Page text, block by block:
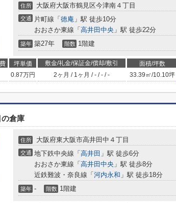
住所 大阪府大阪市鶴見区今津南４丁目
交通 片町線「 徳庵 」駅 徒歩10分
おおさか東線「 高井田中央 」駅 徒歩22分
築年 築27年 階数 1階建
坪単価 敷金/礼金/保証金/償却/敷引 面積/坪数
0.87万円 2ヶ月 / 1ヶ月 /- /- /- 33.39㎡/10.10坪
倉庫
住所 大阪府東大阪市高井田中４丁目
交通 地下鉄中央線「 高井田 」駅 徒歩6分
おおさか東線「 高井田中央 」駅 徒歩8分
近鉄難波・奈良線「 河内永和 」駅 徒歩18分
築年 - 階数 1階建